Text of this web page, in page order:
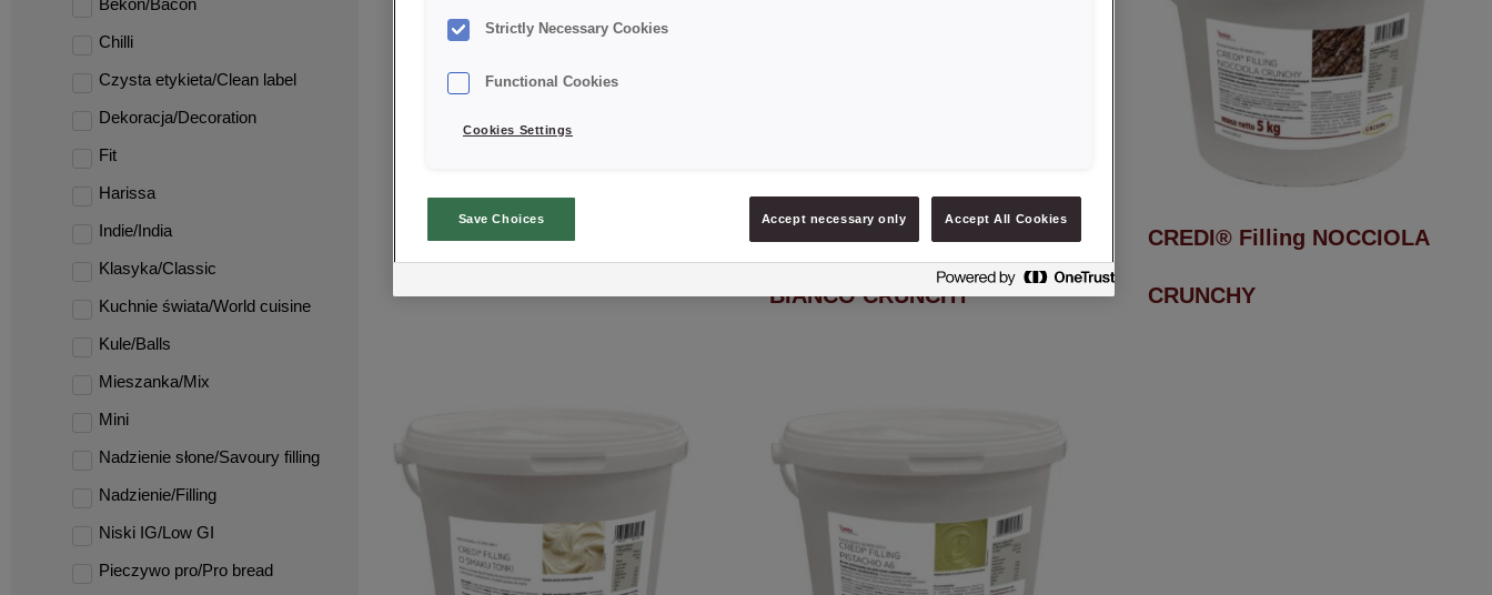
Bekon/Bacon
Chilli
Czysta etykieta/Clean label
Dekoracja/Decoration
Fit
Harissa
Indie/India
Klasyka/Classic
Kuchnie świata/World cuisine
Kule/Balls
Mieszanka/Mix
Mini
Nadzienie słone/Savoury filling
Nadzienie/Filling
Niski IG/Low GI
Pieczywo pro/Pro bread
CREDI® FILLING MILKY CREDI® Filling NOCCIOLA
BIANCO CRUNCHY
CREDI® Filling NOCCIOLA
CRUNCHY
Strictly Necessary Cookies
Functional Cookies
Cookies Settings
Save Choices Accept necessary only Accept All Cookies